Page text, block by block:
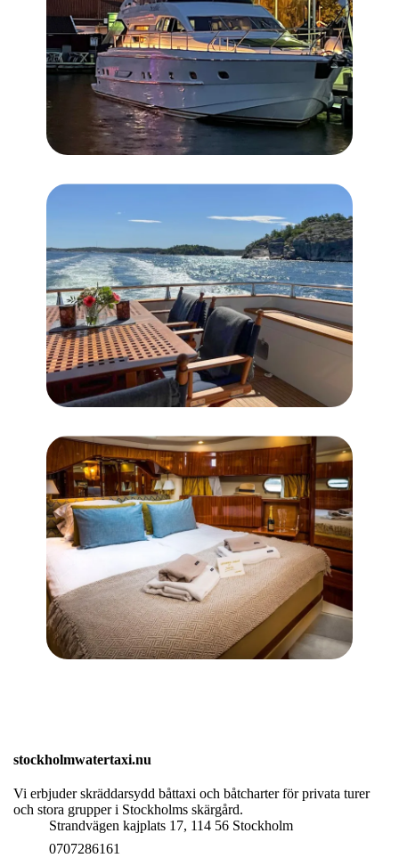
stockholmwatertaxi.nu
Vi erbjuder skräddarsydd båttaxi och båtcharter för privata turer
och stora grupper i Stockholms skärgård.
Strandvägen kajplats 17, 114 56 Stockholm
0707286161